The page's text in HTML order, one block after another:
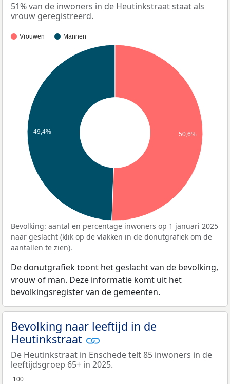
51% van de inwoners in de Heutinkstraat staat als
vrouw geregistreerd.
Vrouwen Mannen
49,4% 50,6%
Bevolking: aantal en percentage inwoners op 1 januari 2025
naar geslacht (klik op de vlakken in de donutgrafiek om de
aantallen te zien).
De donutgrafiek toont het geslacht van de bevolking,
vrouw of man. Deze informatie komt uit het
bevolkingsregister van de gemeenten.
Bevolking naar leeftijd in de
Heutinkstraat
De Heutinkstraat in Enschede telt 85 inwoners in de
leeftijdsgroep 65+ in 2025.
100
100